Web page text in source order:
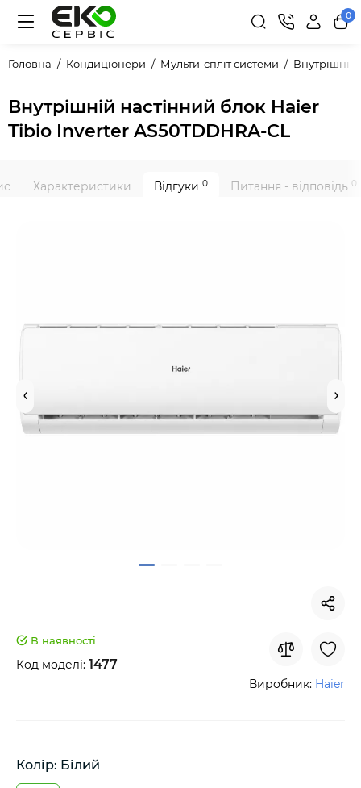
0
Головна Кондиціонери Мульти-спліт системи Внутрішні
Внутрішній настінний блок Haier
Tibio Inverter AS50TDDHRA-CL
Характеристики Відгуки 0 Питання - відповідь 0
В наявності
Код моделі: 1477
Виробник: Haier
Колір: Білий